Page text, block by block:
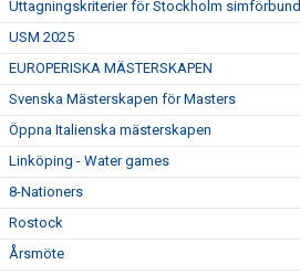
Uttagningskriterier för Stockholm simförbund
USM 2025
EUROPERISKA MÄSTERSKAPEN
Svenska Mästerskapen för Masters
Öppna Italienska mästerskapen
Linköping - Water games
8-Nationers
Rostock
Årsmöte